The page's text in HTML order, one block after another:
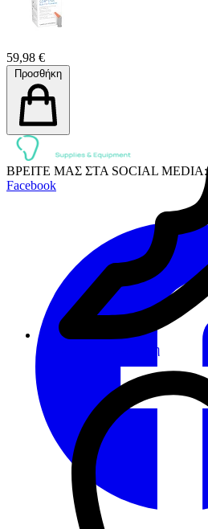
Πρόληψη - Προφύλαξη
59,98 €
Προσθήκη
ΒΡΕΙΤΕ ΜΑΣ ΣΤΑ SOCIAL MEDIA:
Facebook